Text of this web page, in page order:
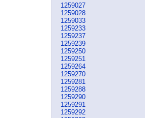
1259027
1259028
1259033
1259233
1259237
1259239
1259250
1259251
1259264
1259270
1259281
1259288
1259290
1259291
1259292